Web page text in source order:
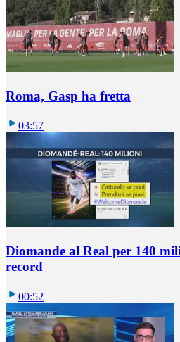
Roma, Gasp ha fretta
03:57
Diomande al Real per 140
record
00:52